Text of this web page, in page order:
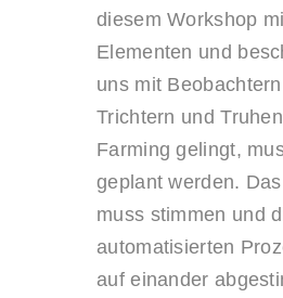
diesem Workshop
Elementen und
uns mit
Trichtern und
Farming gelingt,
geplant werden.
muss stimmen und
automatisierten
auf einander